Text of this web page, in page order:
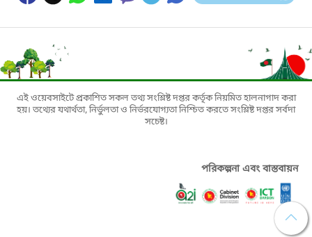
এই ওয়েবসাইটে প্রকাশিত সকল তথ্য সংশ্লিষ্ট দপ্তর কর্তৃক নিয়মিত হালনাগাদ করা
হয়। তথ্যের যথার্থতা, নির্ভুলতা ও নির্ভরযোগ্যতা নিশ্চিত করতে সংশ্লিষ্ট দপ্তর সর্বদা
সচেষ্ট।
পরিকল্পনা এবং বাস্তবায়ন